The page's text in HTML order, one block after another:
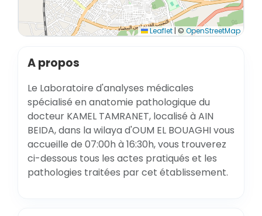
Leaflet | © OpenStreetMap
A propos
Le Laboratoire d'analyses médicales
spécialisé en anatomie pathologique du
docteur KAMEL TAMRANET, localisé à AIN
BEIDA, dans la wilaya d'OUM EL BOUAGHI vous
accueille de 07:00h à 16:30h, vous trouverez
ci-dessous tous les actes pratiqués et les
pathologies traitées par cet établissement.